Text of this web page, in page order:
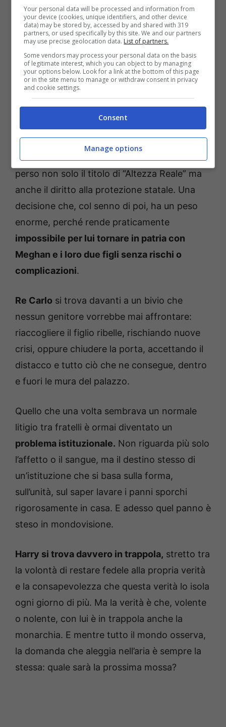
Il rapporto con suo padre, re Carlo III, appare
ormai ridotto ai minimi storici, tra libri
autobiografici, interviste e battaglie legali,
quella che un tempo sembrava una crisi
passeggera ora si sta trasformando in un
abisso sempre più difficile da colmare.
E poi c’è la questione sicurezza. Da quando
ha lasciato i doveri reali nel 2020, Harry ha
perso non solo il titolo di “Altezza Reale” ma
anche il diritto alla protezione statale. Una
decisione che, col senno di poi, ha un peso
enorme, perché rende praticamente
impossibile per lui tornare in patria con
Meghan e i loro due figli senza rischi o
complicazioni.
Re Carlo si trova davanti a un bivio che
nessun genitore vorrebbe mai affrontare:
riaccogliere il figlio ribelle, rischiando nuove
crisi, oppure chiudere la porta, accettando il
distacco e tutto ciò che ne consegue, dentro
e fuori le mura del palazzo.
Quello che una volta sembrava un normale
litigio tra fratelli è ormai diventato un
problema istituzionale. Non riguarda più solo
l’affetto o il sangue, ma il destino stesso di
un’istituzione che si basa sulla forma,
sull’unità, sul saper lavare i panni sporchi
rigorosamente in casa. E adesso quel panno è
steso in mondovisione.
Harry si trova davvero in trappola, stretto tra
la volontà di restare fedele alla propria verità
e la consapevolezza che questa verità lo isola
ogni giorno di più. Ma la verità è che, volente
o nolente, con lui è in trappola anche la
monarchia. E mentre tutto il mondo osserva,
la domanda che aleggia nell’aria è sempre la
stessa: quale sarà la prossima mossa?
Your personal data will be processed and information from
your device (cookies, unique identifiers, and other device
data) may be stored by, accessed by and shared with 319
partners, or used specifically by this site. We and our partners
may use precise geolocation data. List of partners.
Some vendors may process your personal data on the basis
of legitimate interest, which you can object to by managing
your options below. Look for a link at the bottom of this page
or in the site menu to manage or withdraw consent in privacy
and cookie settings.
Consent
Manage options